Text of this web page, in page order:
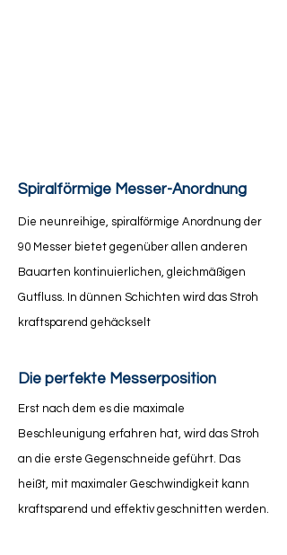
Spiralförmige Messer-Anordnung
Die neunreihige, spiralförmige Anordnung der
90 Messer bietet gegenüber allen anderen
Bauarten kontinuierlichen, gleichmäßigen
Gutfluss. In dünnen Schichten wird das Stroh
kraftsparend gehäckselt
Die perfekte Messerposition
Erst nach dem es die maximale
Beschleunigung erfahren hat, wird das Stroh
an die erste Gegenschneide geführt. Das
heißt, mit maximaler Geschwindigkeit kann
kraftsparend und effektiv geschnitten werden.